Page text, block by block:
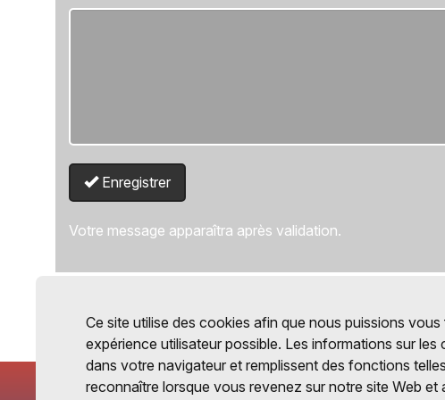
Enregistrer
Votre message apparaîtra après validation.
Ce site utilise des cookies afin que nous puissions vous
expérience utilisateur possible. Les informations sur
dans votre navigateur et remplissent des fonctions
reconnaître lorsque vous revenez sur notre site Web et